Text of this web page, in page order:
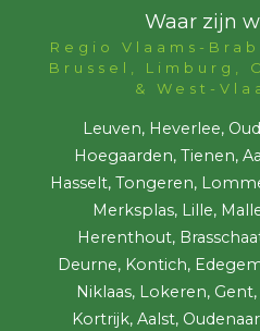
Waar zijn
Regio Vlaams-
Brussel, Limburg,
& West-
Leuven, Heverlee,
Hoegaarden, Tienen,
Hasselt, Tongeren,
Merksplas, Lille,
Herenthout,
Deurne, Kontich,
Niklaas, Lokeren,
Kortrijk, Aalst,